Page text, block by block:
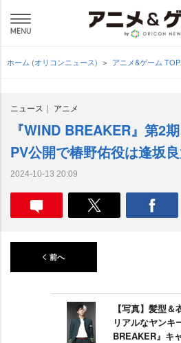
ホーム (オリコンニュース) アニメ&ゲーム TOP
ニュース アニメ
『WIND BREAKER』第2
PV公開で椿野佑役は逢坂
2024-10-13 20:09
前へ
【写真】髪型＆
リアルなヤン
BREAKER』キ